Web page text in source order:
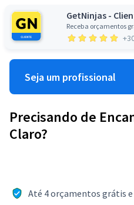
GetNinjas -
Receba orçamentos
Seja um profissional
Precisando de
Claro?
Até 4 orçamentos grátis e